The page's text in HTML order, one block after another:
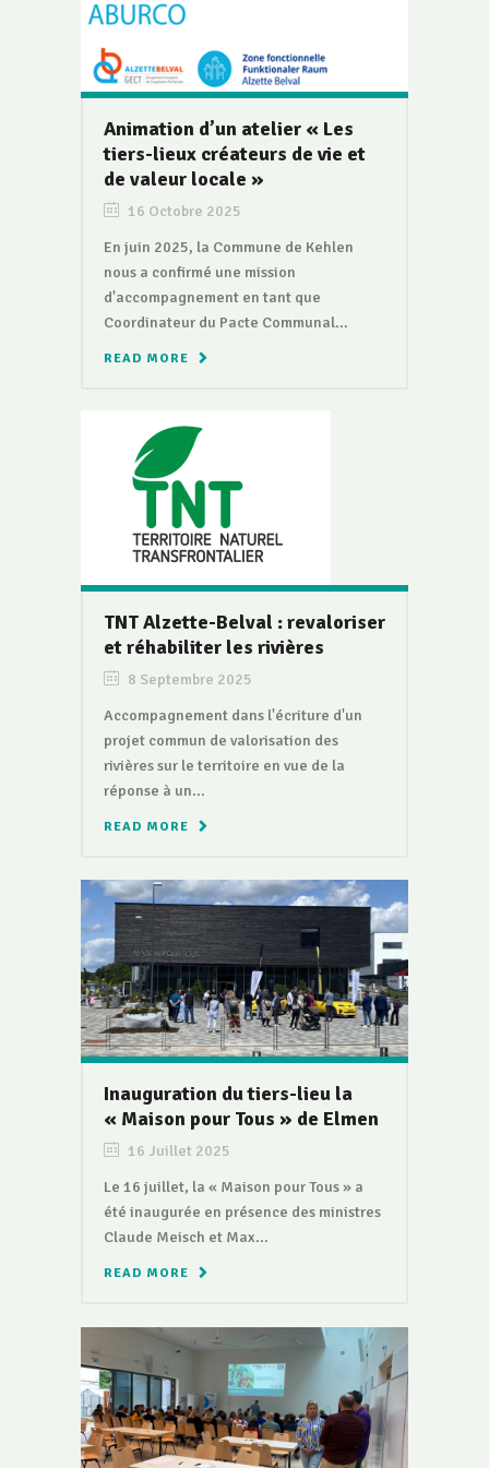
Animation d’un atelier « Les
tiers-lieux créateurs de vie et
de valeur locale »
16 Octobre 2025
En juin 2025, la Commune de Kehlen
nous a confirmé une mission
d'accompagnement en tant que
Coordinateur du Pacte Communal...
READ MORE
TNT Alzette-Belval : revaloriser
et réhabiliter les rivières
8 Septembre 2025
Accompagnement dans l'écriture d'un
projet commun de valorisation des
rivières sur le territoire en vue de la
réponse à un...
READ MORE
Inauguration du tiers-lieu la
« Maison pour Tous » de Elmen
16 Juillet 2025
Le 16 juillet, la « Maison pour Tous » a
été inaugurée en présence des ministres
Claude Meisch et Max...
READ MORE